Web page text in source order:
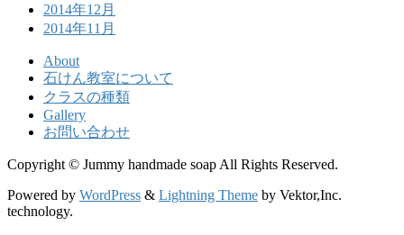
2014年12月
2014年11月
About
石けん教室について
クラスの種類
Gallery
お問い合わせ
Copyright © Jummy handmade soap All Rights Reserved.
Powered by WordPress & Lightning Theme by Vektor,Inc.
technology.